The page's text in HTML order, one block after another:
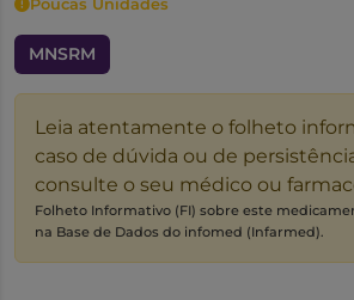
Poucas Unidades
MNSRM
Leia atentamente o folheto
caso de dúvida ou de
consulte o seu médico ou
Folheto Informativo (FI) sobre este
na Base de Dados do infomed (Infarmed).